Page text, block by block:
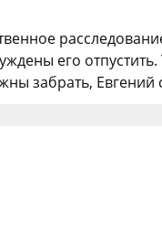
его
забрать,